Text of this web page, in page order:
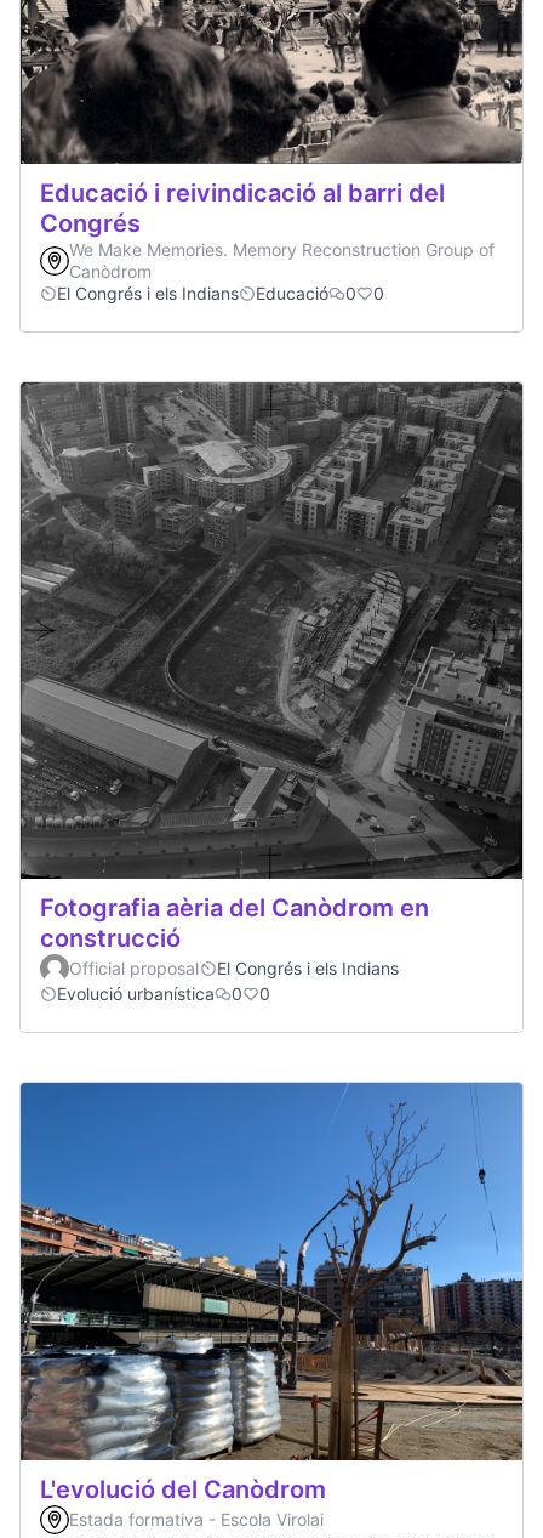
Educació i reivindicació al barri del
Congrés
We Make Memories. Memory Reconstruction Group of
Canòdrom
El Congrés i els Indians
Educació 0 0
Fotografia aèria del Canòdrom en
construcció
Official proposal
El Congrés i els Indians
Evolució urbanística
0 0
L'evolució del Canòdrom
Estada formativa - Escola Virolai